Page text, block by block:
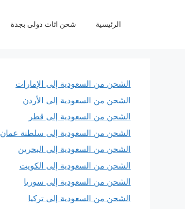
الرئيسية شحن اثاث دولى بجدة
الشحن من السعودية إلى الإمارات
الشحن من السعودية إلى الأردن
الشحن من السعودية إلى قطر
الشحن من السعودية إلى سلطنة عمان
الشحن من السعودية إلى البحرين
الشحن من السعودية إلى الكويت
الشحن من السعودية إلى سوريا
الشحن من السعودية إلى تركيا